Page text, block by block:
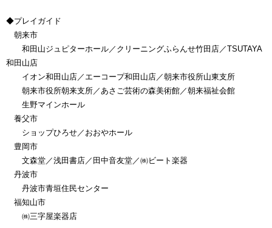
◆プレイガイド
朝来市
和田山ジュピターホール／クリーニングふらんせ竹田店／TSUTAYA
和田山店
イオン和田山店／エーコープ和田山店／朝来市役所山東支所
朝来市役所朝来支所／あさご芸術の森美術館／朝来福祉会館
生野マインホール
養父市
ショップひろせ／おおやホール
豊岡市
文森堂／浅田書店／田中音友堂／㈱ビート楽器
丹波市
丹波市青垣住民センター
福知山市
㈱三字屋楽器店